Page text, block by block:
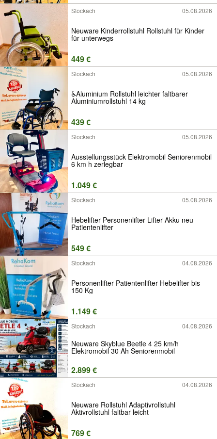
Stockach 05.08.2026
Neuware Kinderrollstuhl Rollstuhl für Kinder
für unterwegs
449 €
Stockach 05.08.2026
♿️Aluminium Rollstuhl leichter faltbarer
Aluminiumrollstuhl 14 kg
439 €
Stockach 05.08.2026
Ausstellungsstück Elektromobil Seniorenmobil
6 km h zerlegbar
1.049 €
Stockach 05.08.2026
Hebelifter Personenlifter Lifter Akku neu
Patientenlifter
549 €
Stockach 04.08.2026
Personenlifter Patientenlifter Hebelifter bis
150 Kg
1.149 €
Stockach 04.08.2026
Neuware Skyblue Beetle 4 25 km/h
Elektromobil 30 Ah Seniorenmobil
2.899 €
Stockach 04.08.2026
Neuware Rollstuhl Adaptivrollstuhl
Aktivrollstuhl faltbar leicht
769 €